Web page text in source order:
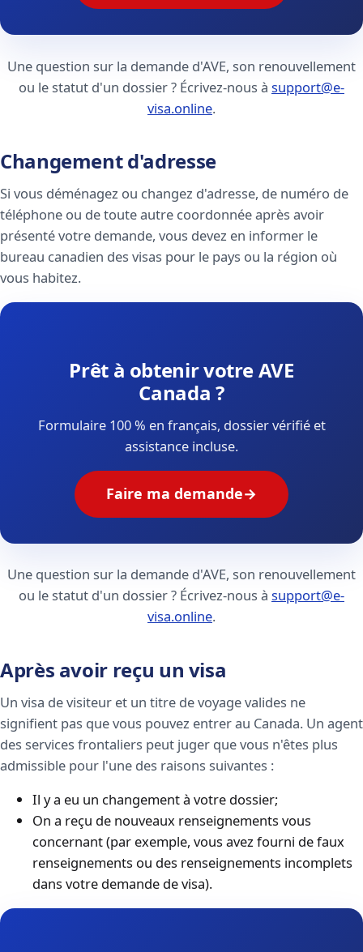
Une question sur la demande d'AVE, son renouvellement
ou le statut d'un dossier ? Écrivez-nous à support@e-
visa.online.
Changement d'adresse
Si vous déménagez ou changez d'adresse, de numéro de
téléphone ou de toute autre coordonnée après avoir
présenté votre demande, vous devez en informer le
bureau canadien des visas pour le pays ou la région où
vous habitez.
Prêt à obtenir votre AVE
Canada ?
Formulaire 100 % en français, dossier vérifié et
assistance incluse.
Faire ma demande→
Une question sur la demande d'AVE, son renouvellement
ou le statut d'un dossier ? Écrivez-nous à support@e-
visa.online.
Après avoir reçu un visa
Un visa de visiteur et un titre de voyage valides ne
signifient pas que vous pouvez entrer au Canada. Un agent
des services frontaliers peut juger que vous n'êtes plus
admissible pour l'une des raisons suivantes :
Il y a eu un changement à votre dossier;
On a reçu de nouveaux renseignements vous
concernant (par exemple, vous avez fourni de faux
renseignements ou des renseignements incomplets
dans votre demande de visa).